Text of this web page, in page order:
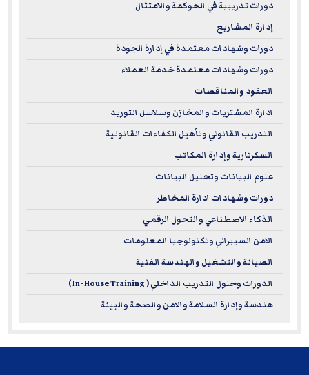
support career advancement, foster professional growth,
and help achieve long-term objectives in line with the
highest standards of quality and excellence.
Complaints regarding registered sponsors may be
submitted to the National Registry of CPE Sponsors through
www.learningmarket.org
دورات تدريبية في الحوكمة والامتثال
إدارة المشاريع
دورات وشهادات معتمدة في إدارة الجودة
دورات وشهادات معتمدة خدمة العملاء
العقود والمناقصات
ادارة المشتريات والمخازن وسلاسل التوريد
التدريب القانوني وتأهيل الكفاءات القانونية
السكرتارية وإدارة المكاتب
علوم البيانات وتحليل البيانات
دورات وشهادات ادارة المخاطر
الذكاء الاصطناعي والتحول الرقمي
الامن السيبراني وتكنولوجيا المعلومات
الصيانة والتشغيل والهندسة الفنية
الدورات وحلول التدريب الداخلي ( In-House Training )
هندسة وإدارة السلامة والامن والصحة والبيئة